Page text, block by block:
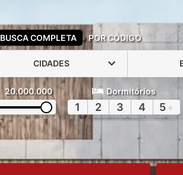
BUSCA COMPLETA POR CÓDIGO
CIDADES
20.000.000 Dormitórios
1 2 3 4 5+